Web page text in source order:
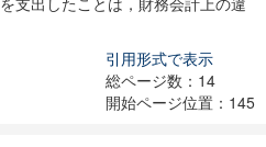
引用形式で表示
総ページ数：14
開始ページ位置：145